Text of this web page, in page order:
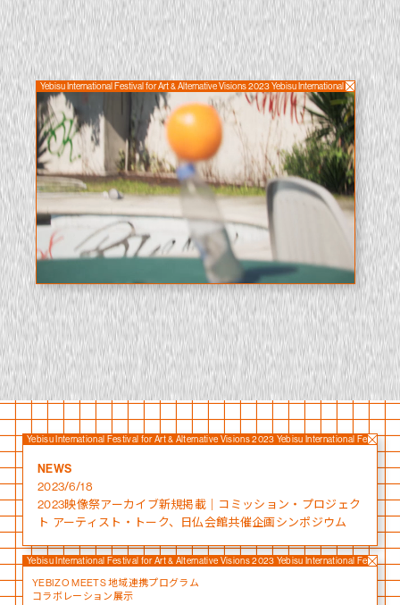
Yebisu International Festival for Art & Alternative Visions 2023 Yebisu International Festival for
Yebisu International Festival for Art & Alternative Visions 2023 Yebisu International Festival
NEWS
2023/6/18
2023映像祭アーカイブ新規掲載｜コミッション・プロジェク
ト アーティスト・トーク、日仏会館共催企画シンポジウム
Yebisu International Festival for Art & Alternative Visions 2023 Yebisu International Festival
YEBIZO MEETS 地域連携プログラム
コラボレーション展示